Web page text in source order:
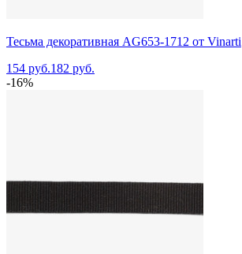
Тесьма декоративная AG653-1712 от Vinarti
154 руб.182 руб.
-16%